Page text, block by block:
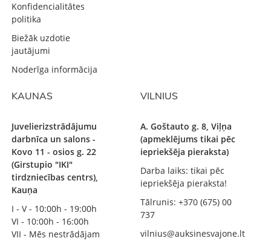
Konfidencialitātes
politika
Biežāk uzdotie
jautājumi
Noderīga informācija
KAUNAS
Juvelierizstrādājumu
darbnīca un salons -
Kovo 11 - osios g. 22
(Girstupio "IKI"
tirdzniecības centrs),
Kauņa
I - V - 10:00h - 19:00h
VI - 10:00h - 16:00h
VII - Mēs nestrādājam
VILNIUS
A. Goštauto g. 8, Viļņa
(apmeklējums tikai pēc
iepriekšēja pieraksta)
Darba laiks: tikai pēc
iepriekšēja pieraksta!
Tālrunis: +370 (675) 00
737
vilnius@auksinesvajone.lt